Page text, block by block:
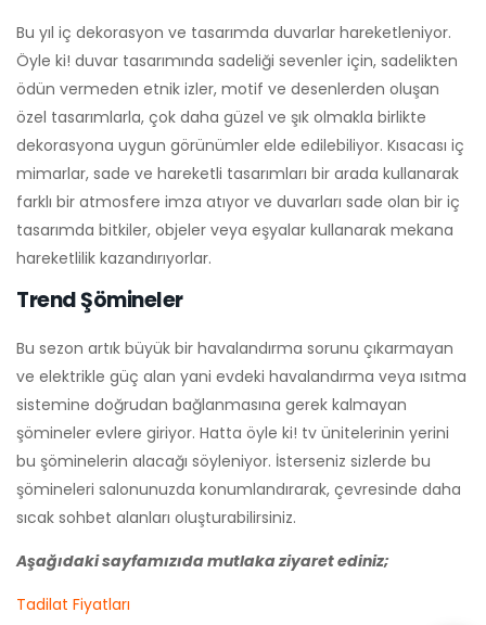
Bu yıl iç dekorasyon ve tasarımda duvarlar hareketleniyor.
Öyle ki! duvar tasarımında sadeliği sevenler için, sadelikten
ödün vermeden etnik izler, motif ve desenlerden oluşan
özel tasarımlarla, çok daha güzel ve şık olmakla birlikte
dekorasyona uygun görünümler elde edilebiliyor. Kısacası iç
mimarlar, sade ve hareketli tasarımları bir arada kullanarak
farklı bir atmosfere imza atıyor ve duvarları sade olan bir iç
tasarımda bitkiler, objeler veya eşyalar kullanarak mekana
hareketlilik kazandırıyorlar.
Trend Şömineler
Bu sezon artık büyük bir havalandırma sorunu çıkarmayan
ve elektrikle güç alan yani evdeki havalandırma veya ısıtma
sistemine doğrudan bağlanmasına gerek kalmayan
şömineler evlere giriyor. Hatta öyle ki! tv ünitelerinin yerini
bu şöminelerin alacağı söyleniyor. İsterseniz sizlerde bu
şömineleri salonunuzda konumlandırarak, çevresinde daha
sıcak sohbet alanları oluşturabilirsiniz.
Aşağıdaki sayfamızıda mutlaka ziyaret ediniz;
Tadilat Fiyatları